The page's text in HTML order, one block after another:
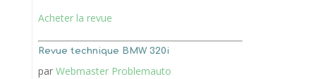
Acheter la revue
Revue technique BMW 320i
par Webmaster Problemauto